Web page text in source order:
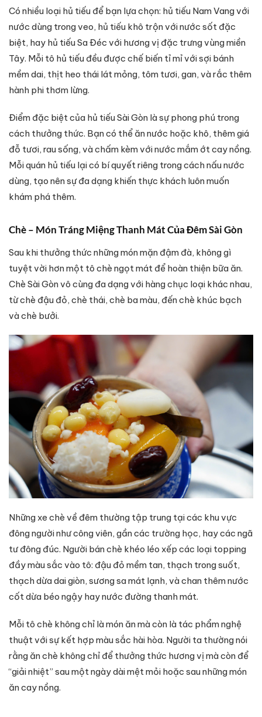
Có nhiều loại hủ tiếu để bạn lựa chọn: hủ tiếu Nam Vang với
nước dùng trong veo, hủ tiếu khô trộn với nước sốt đặc
biệt, hay hủ tiếu Sa Đéc với hương vị đặc trưng vùng miền
Tây. Mỗi tô hủ tiếu đều được chế biến tỉ mỉ với sợi bánh
mềm dai, thịt heo thái lát mỏng, tôm tươi, gan, và rắc thêm
hành phi thơm lừng.
Điểm đặc biệt của hủ tiếu Sài Gòn là sự phong phú trong
cách thưởng thức. Bạn có thể ăn nước hoặc khô, thêm giá
đỗ tươi, rau sống, và chấm kèm với nước mắm ớt cay nồng.
Mỗi quán hủ tiếu lại có bí quyết riêng trong cách nấu nước
dùng, tạo nên sự đa dạng khiến thực khách luôn muốn
khám phá thêm.
Chè – Món Tráng Miệng Thanh Mát Của Đêm Sài Gòn
Sau khi thưởng thức những món mặn đậm đà, không gì
tuyệt vời hơn một tô chè ngọt mát để hoàn thiện bữa ăn.
Chè Sài Gòn vô cùng đa dạng với hàng chục loại khác nhau,
từ chè đậu đỏ, chè thái, chè ba màu, đến chè khúc bạch
và chè bưởi.
Những xe chè về đêm thường tập trung tại các khu vực
đông người như công viên, gần các trường học, hay các ngã
tư đông đúc. Người bán chè khéo léo xếp các loại topping
đầy màu sắc vào tô: đậu đỏ mềm tan, thạch trong suốt,
thạch dừa dai giòn, sương sa mát lạnh, và chan thêm nước
cốt dừa béo ngậy hay nước đường thanh mát.
Mỗi tô chè không chỉ là món ăn mà còn là tác phẩm nghệ
thuật với sự kết hợp màu sắc hài hòa. Người ta thường nói
rằng ăn chè không chỉ để thưởng thức hương vị mà còn để
“giải nhiệt” sau một ngày dài mệt mỏi hoặc sau những món
ăn cay nồng.